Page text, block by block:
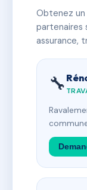
Obtenez
partenaires
assurance,
🔧